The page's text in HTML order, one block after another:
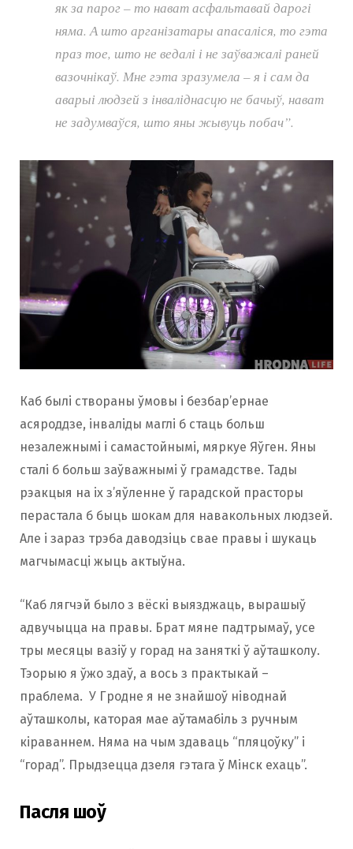
як за парог – то нават асфальтавай дарогі
няма. А што арганізатары апасаліся, то гэта
праз тое, што не ведалі і не заўважалі раней
вазочнікаў. Мне гэта зразумела – я і сам да
аварыі людзей з інваліднасцю не бачыў, нават
не задумваўся, што яны жывуць побач”.
Каб былі створаны ўмовы і безбар’ернае
асяроддзе, інваліды маглі б стаць больш
незалежнымі і самастойнымі, мяркуе Яўген. Яны
сталі б больш заўважнымі ў грамадстве. Тады
рэакцыя на іх з’яўленне ў гарадской прасторы
перастала б быць шокам для навакольных людзей.
Але і зараз трэба даводзіць свае правы і шукаць
магчымасці жыць актыўна.
“Каб лягчэй было з вёскі выязджаць, вырашыў
адвучыцца на правы. Брат мяне падтрымаў, усе
тры месяцы вазіў у горад на заняткі ў аўташколу.
Тэорыю я ўжо здаў, а вось з практыкай –
праблема. У Гродне я не знайшоў ніводнай
аўташколы, каторая мае аўтамабіль з ручным
кіраваннем. Няма на чым здаваць “пляцоўку” і
“горад”. Прыдзецца дзеля гэтага ў Мінск ехаць”.
Пасля шоў